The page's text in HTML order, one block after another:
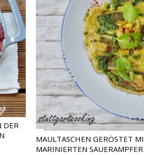
MAULTASCHEN GERÖSTET
MARINIERTEN SAUERAMPFER
DER